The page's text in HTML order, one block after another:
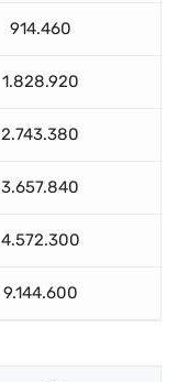
914.460
1.828.920
2.743.380
3.657.840
4.572.300
9.144.600